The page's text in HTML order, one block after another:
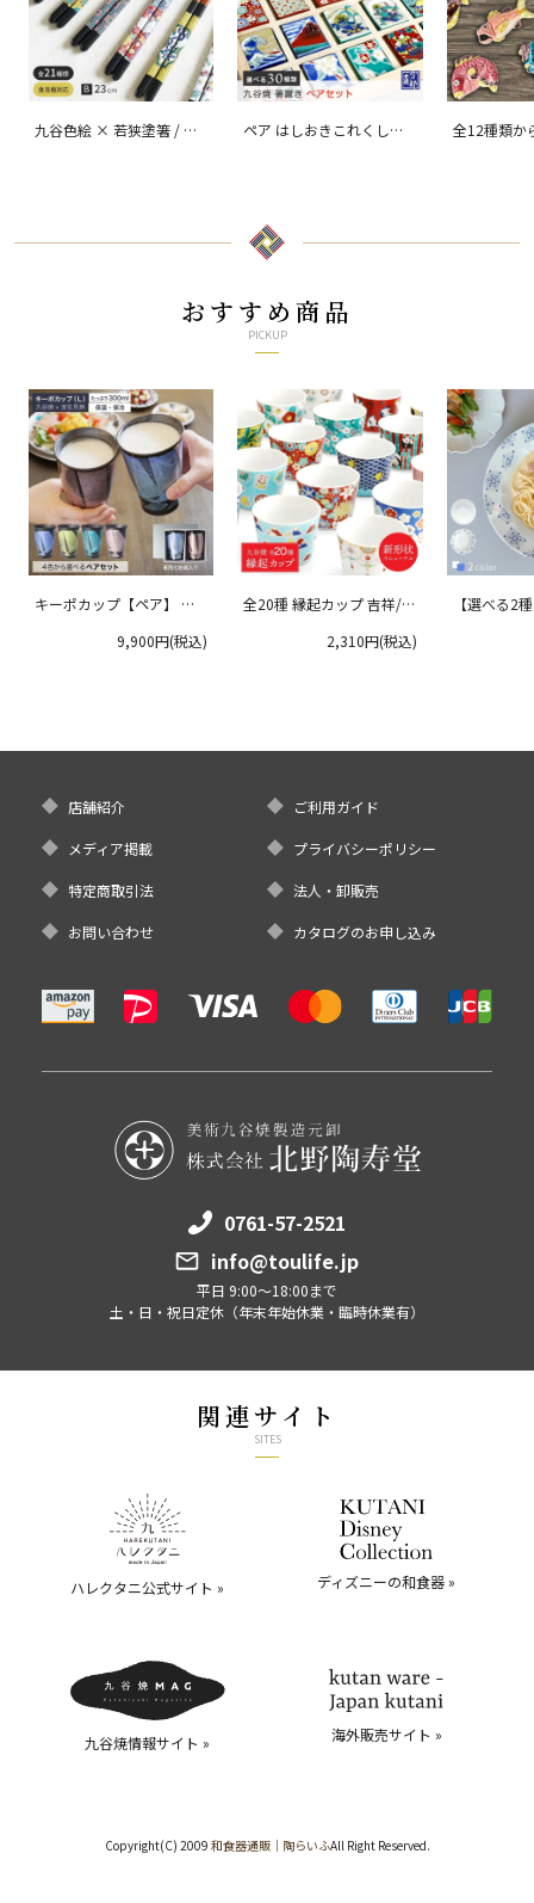
九谷色絵 × 若狭塗箸 / 青
ペア はしおきこれくしょ
全12種類か
おすすめ商品
PICKUP
キーポカップ【ペア】 ラ
9,900円(税込)
全20種 縁起カップ 吉祥/青
2,310円(税込)
【選べる2
店舗紹介 ご利用ガイド
メディア掲載 プライバシーポリシー
特定商取引法 法人・卸販売
お問い合わせ カタログのお申し込み
0761-57-2521
info@toulife.jp
平日 9:00～18:00まで
土・日・祝日定休（年末年始休業・臨時休業有）
関連サイト
SITES
ハレクタニ公式サイト » ディズニーの和食器 »
九谷焼情報サイト » 海外販売サイト »
Copyright(C) 2009 和食器通販｜陶らいふAll Right Reserved.